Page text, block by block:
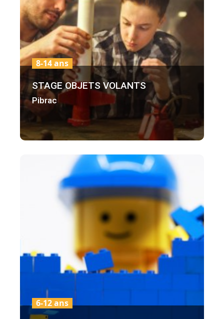
STAGE OBJETS VOLANTS
Pibrac
8-14 ans
6-12 ans